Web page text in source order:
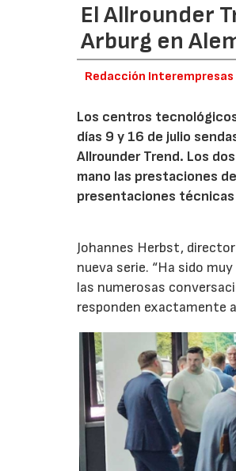
El Allrounder
Arburg en
Redacción Interempresas
Los centros tecnológicos
días 9 y 16 de julio
Allrounder Trend. Los
mano las prestaciones
presentaciones
Johannes Herbst,
nueva serie. “Ha sido
las numerosas
responden exactamente